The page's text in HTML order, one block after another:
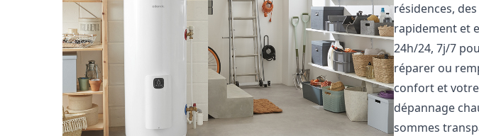
résidences,
rapidement et
24h/24, 7j/7
réparer ou
confort et
dépannage
sommes